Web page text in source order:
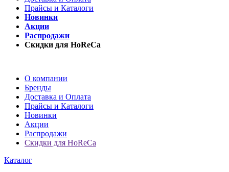
Прайсы и Каталоги
Новинки
Акции
Распродажи
Скидки для HoReCa
О компании
Бренды
Доставка и Оплата
Прайсы и Каталоги
Новинки
Акции
Распродажи
Скидки для HoReCa
Каталог